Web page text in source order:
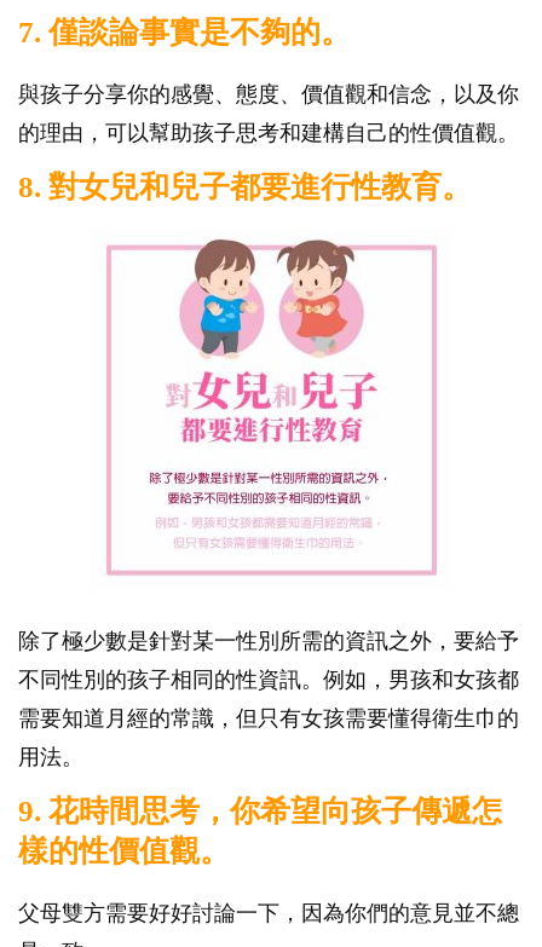
7. 僅談論事實是不夠的。
與孩子分享你的感覺、態度、價值觀和信念，以及你
的理由，可以幫助孩子思考和建構自己的性價值觀。
8. 對女兒和兒子都要進行性教育。
除了極少數是針對某一性別所需的資訊之外，要給予
不同性別的孩子相同的性資訊。例如，男孩和女孩都
需要知道月經的常識，但只有女孩需要懂得衛生巾的
用法。
9. 花時間思考，你希望向孩子傳遞怎
樣的性價值觀。
父母雙方需要好好討論一下，因為你們的意見並不總